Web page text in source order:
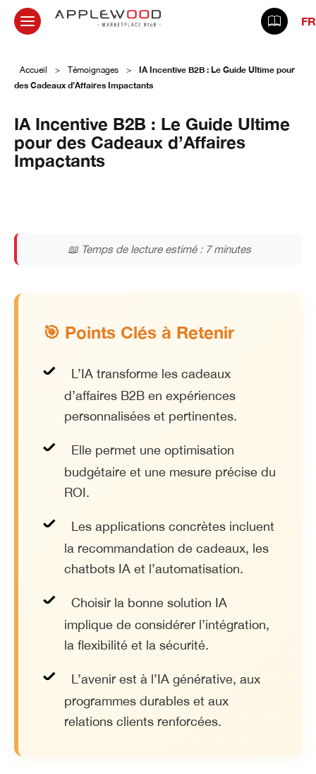
FR
Accueil > Témoignages >
IA Incentive B2B : Le Guide Ultime pour
des Cadeaux d’Affaires Impactants
IA Incentive B2B : Le Guide Ultime
pour des Cadeaux d’Affaires
Impactants
📖 Temps de lecture estimé : 7 minutes
🎯 Points Clés à Retenir
L’IA transforme les cadeaux
d’affaires B2B en expériences
personnalisées et pertinentes.
Elle permet une optimisation
budgétaire et une mesure précise du
ROI.
Les applications concrètes incluent
la recommandation de cadeaux, les
chatbots IA et l’automatisation.
Choisir la bonne solution IA
implique de considérer l’intégration,
la flexibilité et la sécurité.
L’avenir est à l’IA générative, aux
programmes durables et aux
relations clients renforcées.